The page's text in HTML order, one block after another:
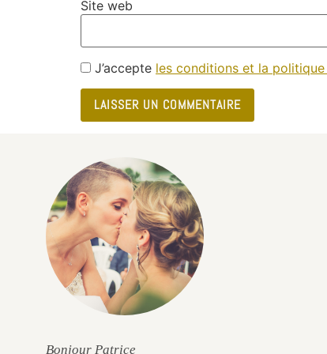
Site web
J’accepte les conditions et la
Bonjour Patrice